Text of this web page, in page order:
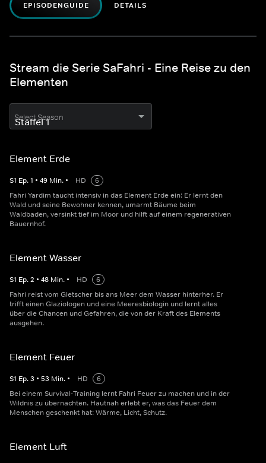
EPISODENGUIDE DETAILS
Stream die Serie SaFahri - Eine Reise zu den
Elementen
Select Season
Element Erde
S1 Ep.1 • 49 Min. • HD
6
Fahri Yardim taucht intensiv in das Element Erde ein: Er lernt den
Wald und seine Bewohner kennen, umarmt Bäume beim
Waldbaden, versinkt tief im Moor und hilft auf einem regenerativen
Bauernhof.
Element Wasser
S1 Ep.2 • 48 Min. • HD
6
Fahri reist vom Gletscher bis ans Meer dem Wasser hinterher. Er
trifft einen Glaziologen und eine Meeresbiologin und lernt alles
über die Chancen und Gefahren, die von der Kraft des Elements
ausgehen.
Element Feuer
S1 Ep.3 • 53 Min. • HD
6
Bei einem Survival-Training lernt Fahri Feuer zu machen und in der
Wildnis zu übernachten. Hautnah erlebt er, was das Feuer dem
Menschen geschenkt hat: Wärme, Licht, Schutz.
Element Luft